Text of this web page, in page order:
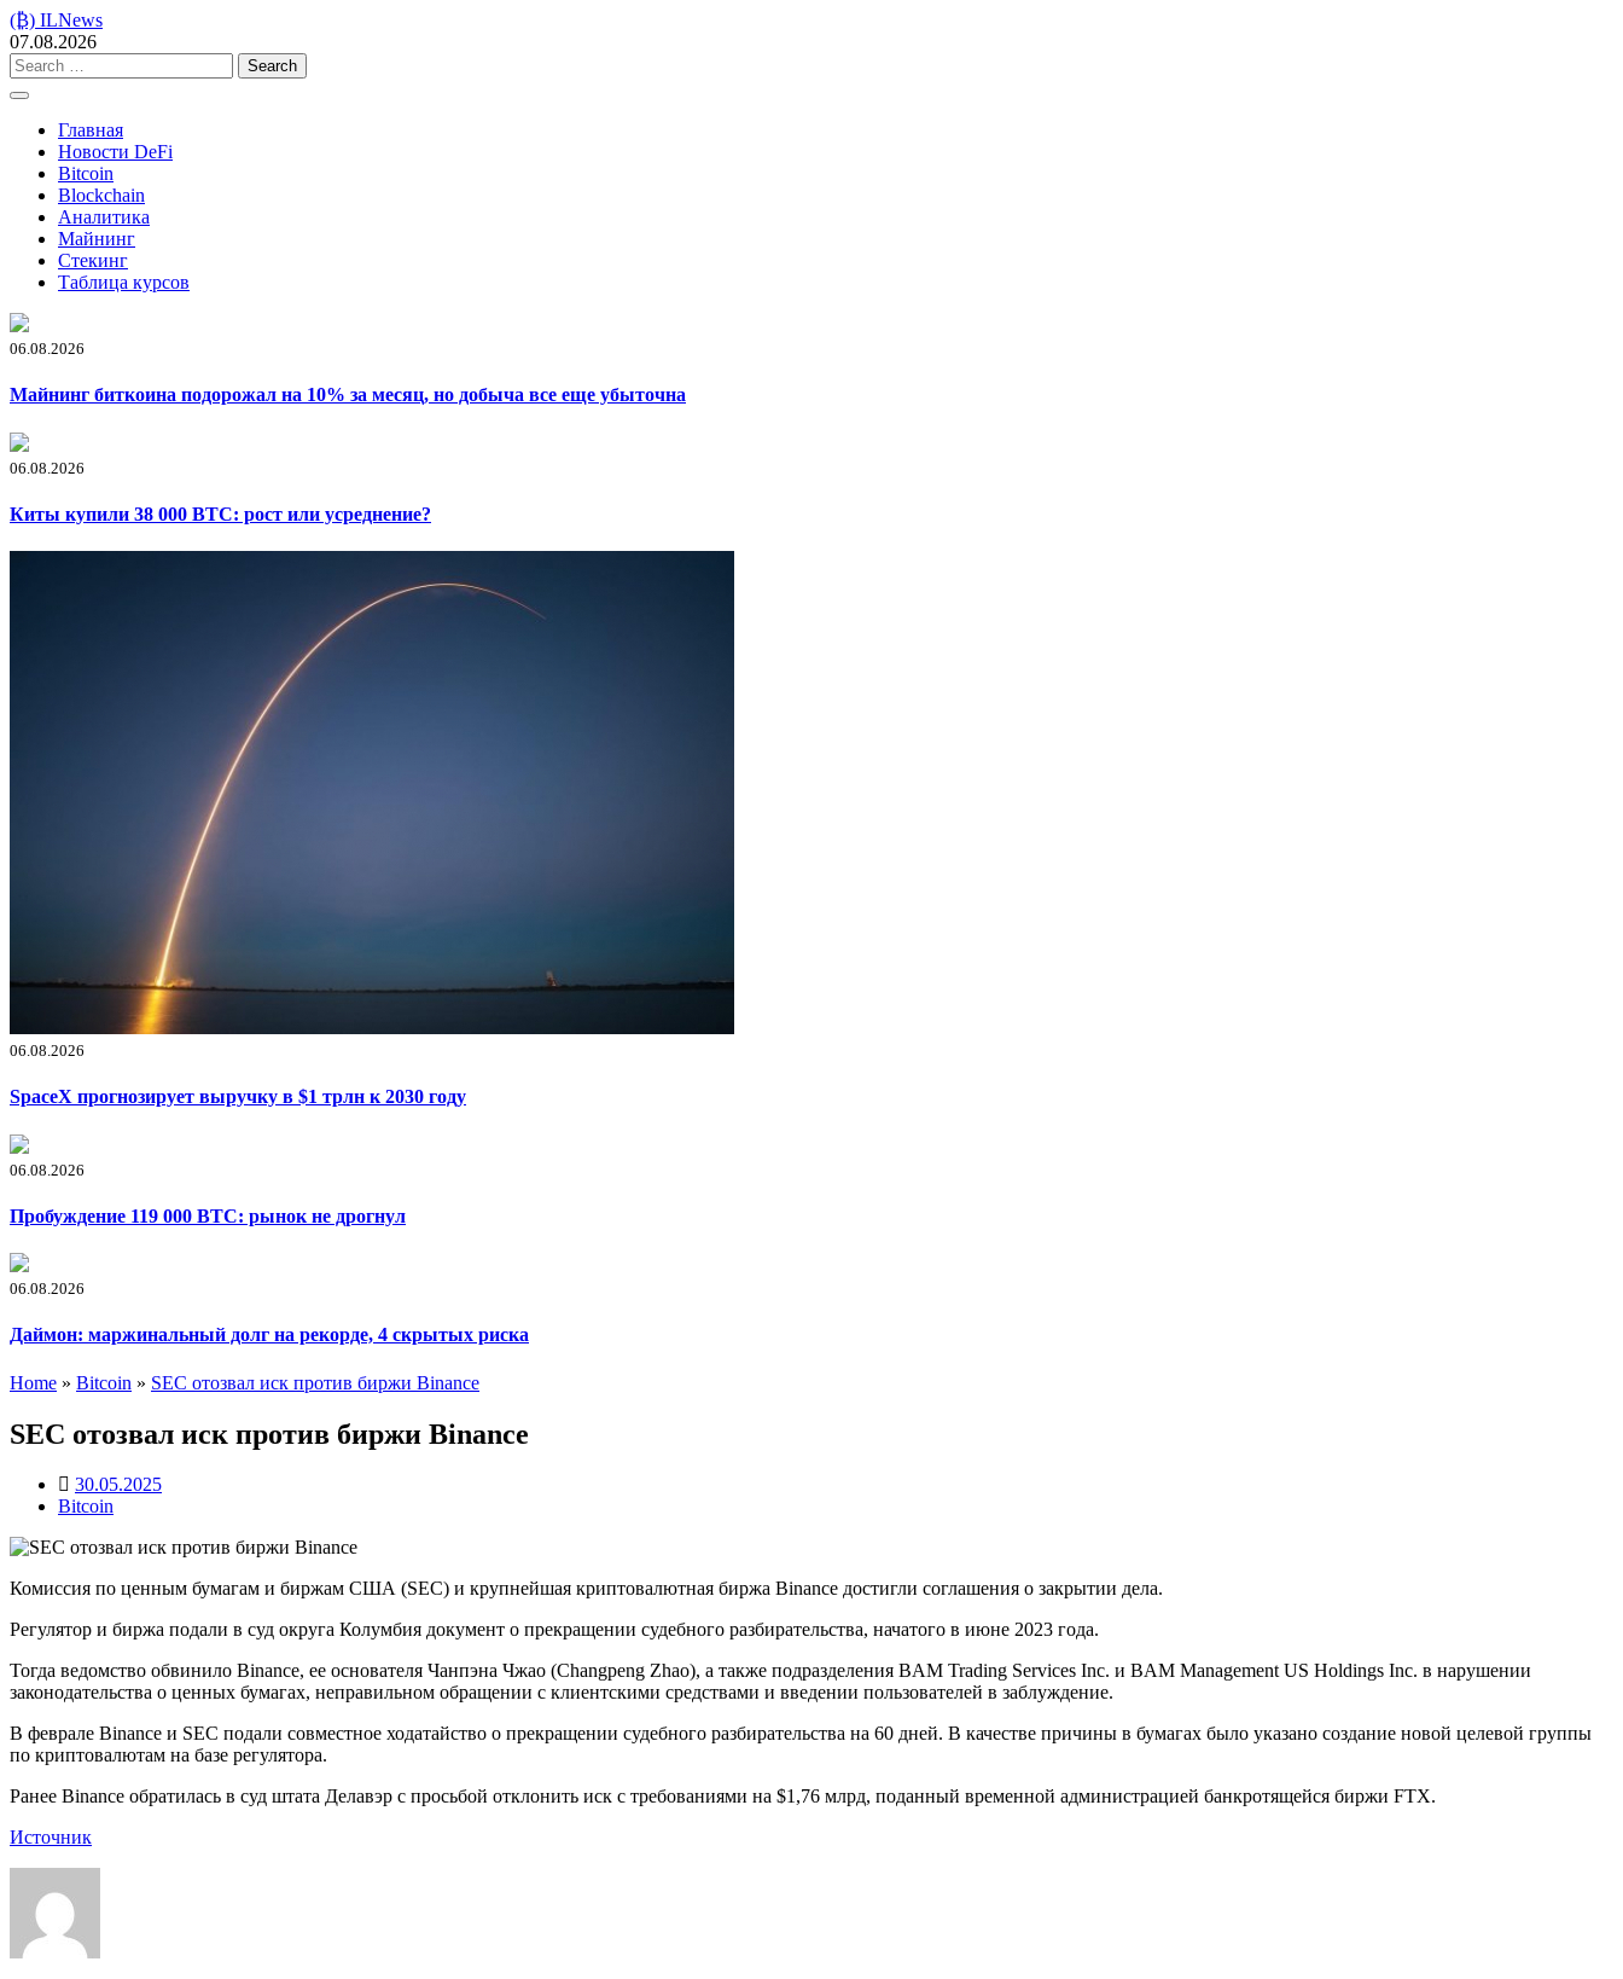
Skip
to
content
(₿) ILNews
07.08.2026
Search
for:
Главная
Новости DeFi
Bitcoin
Blockchain
Аналитика
Майнинг
Стекинг
Таблица курсов
06.08.2026
Майнинг биткоина подорожал на 10% за месяц, но добыча все еще убыточна
06.08.2026
Киты купили 38 000 BTC: рост или усреднение?
06.08.2026
SpaceX прогнозирует выручку в $1 трлн к 2030 году
06.08.2026
Пробуждение 119 000 BTC: рынок не дрогнул
06.08.2026
Даймон: маржинальный долг на рекорде, 4 скрытых риска
Home » Bitcoin » SEC отозвал иск против биржи Binance
SEC отозвал иск против биржи Binance
30.05.2025
Bitcoin
Комиссия по ценным бумагам и биржам США (SEC) и крупнейшая криптовалютная биржа Binance достигли соглашения о закрытии дела.
Регулятор и биржа подали в суд округа Колумбия документ о прекращении судебного разбирательства, начатого в июне 2023 года.
Тогда ведомство обвинило Binance, ее основателя Чанпэна Чжао (Changpeng Zhao), а также подразделения BAM Trading Services Inc. и BAM Management US Holdings Inc. в нарушении
законодательства о ценных бумагах, неправильном обращении с клиентскими средствами и введении пользователей в заблуждение.
В феврале Binance и SEC подали совместное ходатайство о прекращении судебного разбирательства на 60 дней. В качестве причины в бумагах было указано создание новой целевой группы
по криптовалютам на базе регулятора.
Ранее Binance обратилась в суд штата Делавэр с просьбой отклонить иск с требованиями на $1,76 млрд, поданный временной администрацией банкротящейся биржи FTX.
Источник